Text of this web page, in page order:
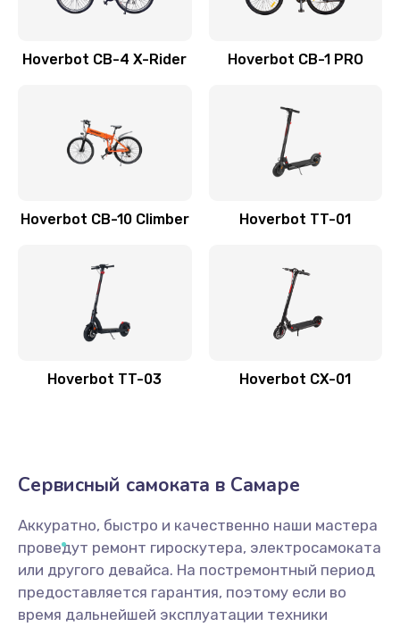
Hoverbot CB-4 X-Rider Hoverbot CB-1 PRO
Hoverbot CB-10 Climber Hoverbot TT-01
Hoverbot TT-03 Hoverbot CX-01
Сервисный самоката в Самаре
Аккуратно, быстро и качественно наши мастера
проведут ремонт гироскутера, электросамоката
или другого девайса. На постремонтный период
предоставляется гарантия, поэтому если во
время дальнейшей эксплуатации техники